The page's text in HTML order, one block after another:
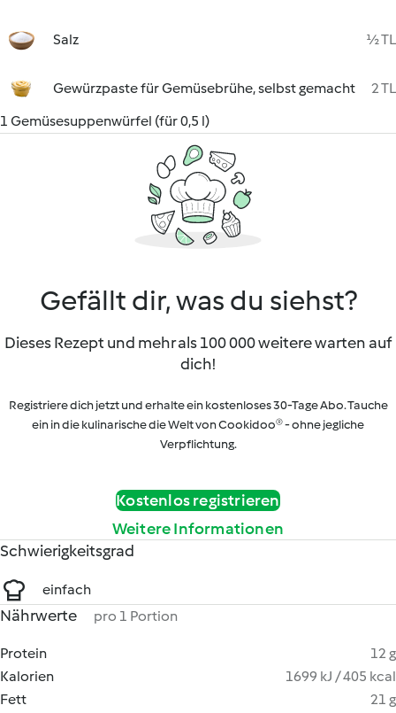
Salz ½ TL
Gewürzpaste für Gemüsebrühe, selbst gemacht
2 TL
1 Gemüsesuppenwürfel (für 0,5 l)
Gefällt dir, was du siehst?
Dieses Rezept und mehr als 100 000 weitere warten auf
dich!
Registriere dich jetzt und erhalte ein kostenloses 30-Tage Abo. Tauche
ein in die kulinarische die Welt von Cookidoo® - ohne jegliche
Verpflichtung.
Kostenlos registrieren
Weitere Informationen
Schwierigkeitsgrad
einfach
Nährwerte pro 1 Portion
Protein
12 g
Kalorien
1699 kJ / 405 kcal
Fett
21 g